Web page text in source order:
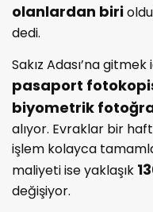
olanlardan biri
dedi.
Sakız Adası’na
pasaport
biyometrik
alıyor. Evraklar bir
işlem kolayca
maliyeti ise yaklaşık
değişiyor.